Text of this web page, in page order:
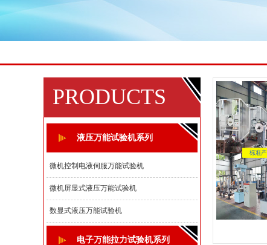
PRODUCTS
液压万能试验机系列
微机控制电液伺服万能试验机
微机屏显式液压万能试验机
数显式液压万能试验机
电子万能拉力试验机系列